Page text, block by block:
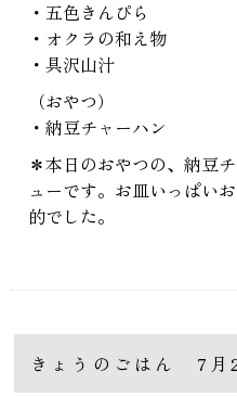
・五色きんぴら
・オクラの和え物
・具沢山汁
（おやつ）
・納豆チャーハン
＊本日のおやつの、納豆
ューです。お皿いっぱい
的でした。
きょうのごはん 7月